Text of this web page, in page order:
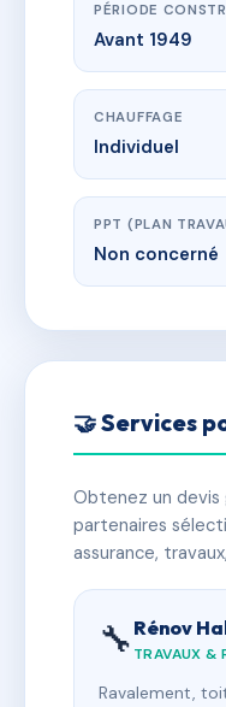
PÉRIODE
Avant 1949
CHAUFFAGE
Individuel
PPT (PLAN
Non concerné
🤝 Services
Obtenez un
partenaires
assurance,
🔧 Rénov
TRAVAUX &
Ravalement,